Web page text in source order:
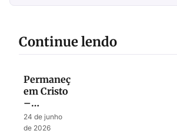
Continue lendo
Permaneça
em Cristo
–
Descubra
sua Força
24 de junho
de 2026